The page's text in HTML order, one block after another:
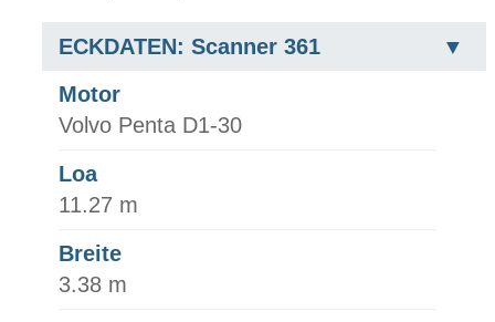
ECKDATEN: Scanner 361
Motor
Volvo Penta D1-30
Loa
11.27 m
Breite
3.38 m